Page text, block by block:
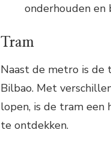
onderhouden en
Tram
Naast de metro is de
Bilbao. Met
lopen, is de tram een
te ontdekken.